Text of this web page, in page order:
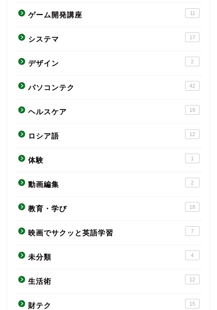
ゲーム開発講座 11
システマ 17
デザイン 2
パソコンテク 42
ヘルスケア 19
ロシア語 12
体験 1
動画編集 2
教育・学び 18
映画でサクッと英語学習 7
未分類 4
生活術 12
財テク 15